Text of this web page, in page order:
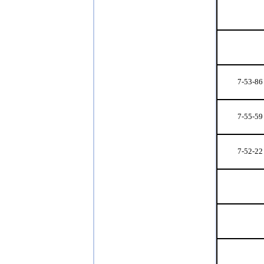
7-53-86
7-55-59
7-52-22